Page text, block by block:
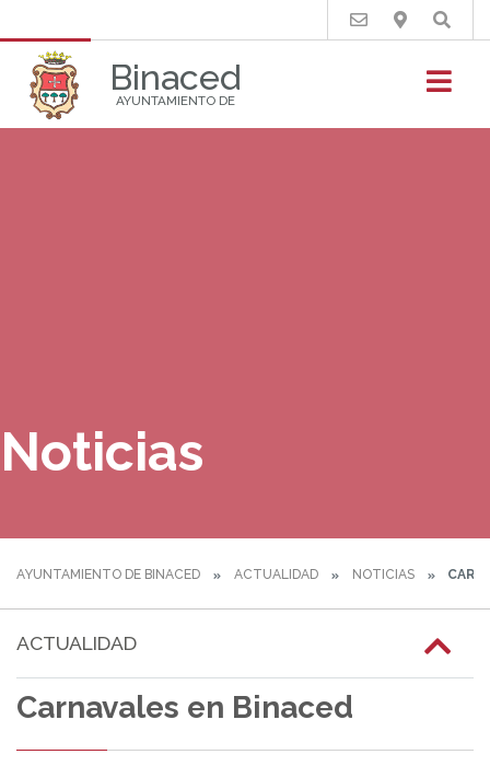
Binaced
AYUNTAMIENTO DE
Buscar
Noticias
AYUNTAMIENTO DE BINACED ACTUALIDAD NOTICIAS
ACTUALIDAD
Carnavales en Binaced